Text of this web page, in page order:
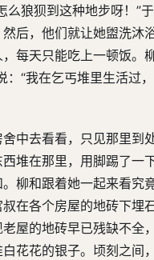
么狼狈到这种地步呀！
后，他们就让她盥洗沐
每天只能吃上一顿饭。
：“我在乞丐堆里生活过
中去看看，只见那里
堆在那里，用脚踢了
柳和跟着她一起来看
在各个房屋的地砖下
屋的地砖早已残缺不
花花的银子。顷刻之